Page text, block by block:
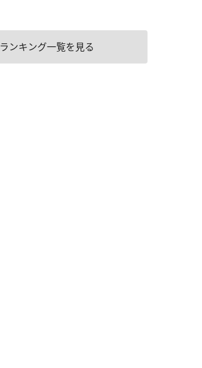
ランキング一覧を見る